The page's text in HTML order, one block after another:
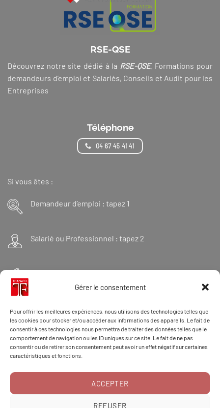
Gérer le consentement
Pour offrir les meilleures expériences, nous utilisons des technologies telles que
les cookies pour stocker et/ou accéder aux informations des appareils. Le fait de
consentir à ces technologies nous permettra de traiter des données telles que le
comportement de navigation ou les ID uniques sur ce site. Le fait de ne pas
consentir ou de retirer son consentement peut avoir un effet négatif sur certaines
caractéristiques et fonctions.
ACCEPTER
REFUSER
RSE-QSE
Découvrez notre site dédié à la RSE-QSE. Formations pour
demandeurs d’emploi et Salariés, Conseils et Audit pour les
Entreprises
Téléphone
04 67 45 41 41
Si vous êtes :
Demandeur d’emploi : tapez 1
Salarié ou Professionnel : tapez 2
Financeur : tapez 3
Et « 98 » pour une formation Thanatopraxie
CONTACT/DOSSIER
RÉCLAMATION